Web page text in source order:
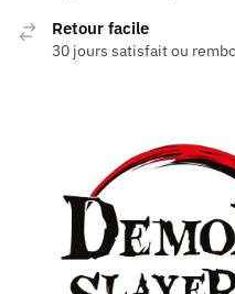
Retour facile
30 jours satisfait ou